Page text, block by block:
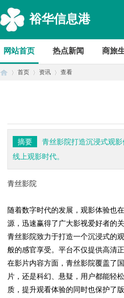
裕华信息港
网站首页 热点新闻 商旅
首页 资讯 查看
摘要
青丝影院打造沉浸式观
线上观影时代。
青丝影院
随着数字时代的发展，观影体验也
源，迅速赢得了广大影视爱好者的关
青丝影院致力于打造一个沉浸式的
般的感官享受。平台不仅提供高清
在影片内容方面，青丝影院覆盖了
片，还是科幻、悬疑，用户都能轻
质，提升观看体验的同时也保护了版